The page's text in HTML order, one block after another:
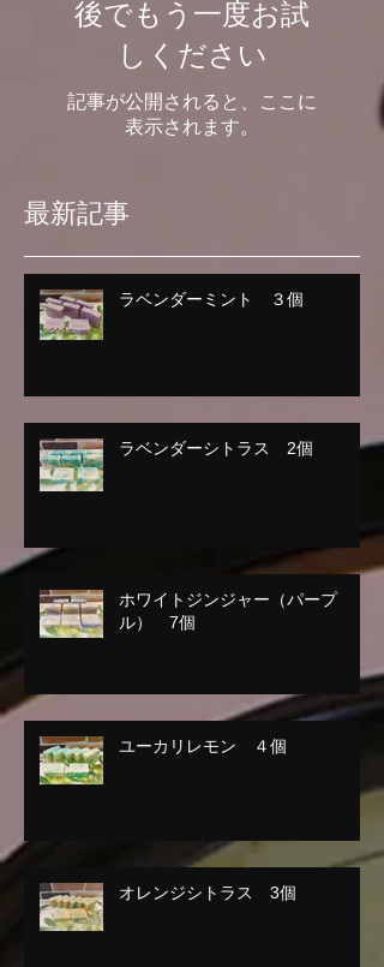
後でもう一度お試
しください
記事が公開されると、ここに
表示されます。
最新記事
ラベンダーミント ３個
ラベンダーシトラス 2個
ホワイトジンジャー（パープ
ル） 7個
ユーカリレモン ４個
オレンジシトラス 3個